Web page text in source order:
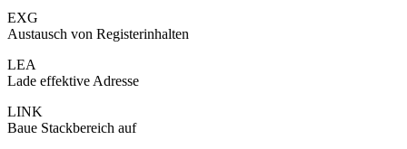
EXG
Austausch von Registerinhalten
LEA
Lade effektive Adresse
LINK
Baue Stackbereich auf